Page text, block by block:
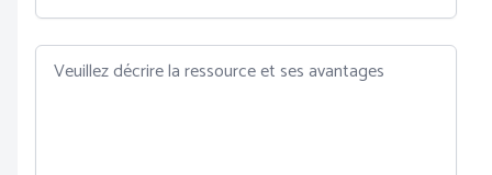
Veuillez décrire la ressource et ses avantages